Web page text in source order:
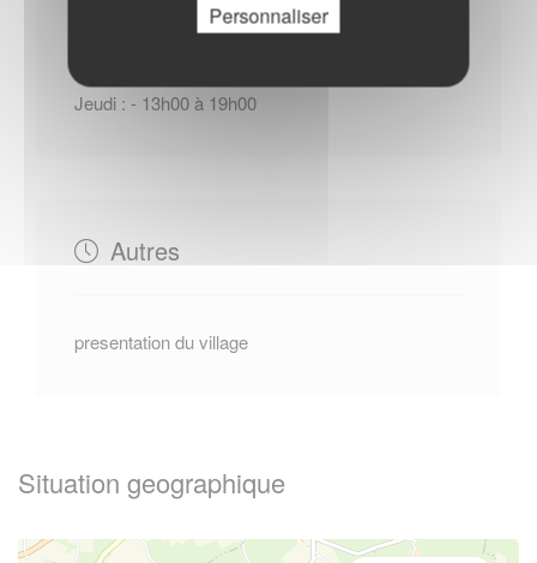
Jeudi : - 13h00 à 19h00
Autres
presentation du village
Situation geographique
Personnaliser